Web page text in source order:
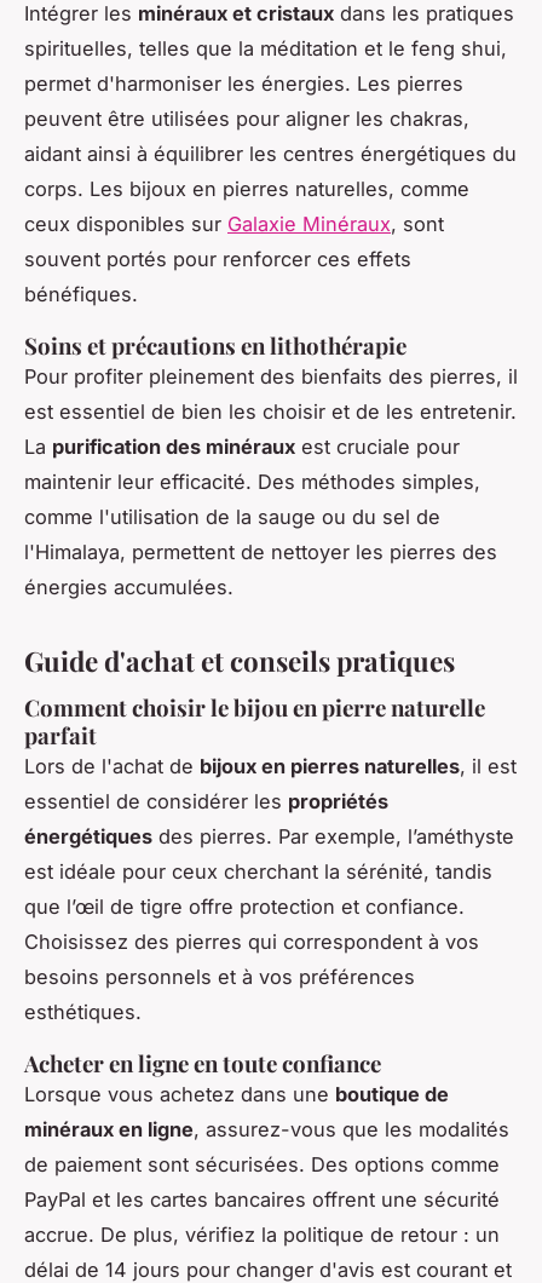
Intégrer les minéraux et cristaux dans les pratiques
spirituelles, telles que la méditation et le feng shui,
permet d'harmoniser les énergies. Les pierres
peuvent être utilisées pour aligner les chakras,
aidant ainsi à équilibrer les centres énergétiques du
corps. Les bijoux en pierres naturelles, comme
ceux disponibles sur Galaxie Minéraux, sont
souvent portés pour renforcer ces effets
bénéfiques.
Soins et précautions en lithothérapie
Pour profiter pleinement des bienfaits des pierres, il
est essentiel de bien les choisir et de les entretenir.
La purification des minéraux est cruciale pour
maintenir leur efficacité. Des méthodes simples,
comme l'utilisation de la sauge ou du sel de
l'Himalaya, permettent de nettoyer les pierres des
énergies accumulées.
Guide d'achat et conseils pratiques
Comment choisir le bijou en pierre naturelle
parfait
Lors de l'achat de bijoux en pierres naturelles, il est
essentiel de considérer les propriétés
énergétiques des pierres. Par exemple, l’améthyste
est idéale pour ceux cherchant la sérénité, tandis
que l’œil de tigre offre protection et confiance.
Choisissez des pierres qui correspondent à vos
besoins personnels et à vos préférences
esthétiques.
Acheter en ligne en toute confiance
Lorsque vous achetez dans une boutique de
minéraux en ligne, assurez-vous que les modalités
de paiement sont sécurisées. Des options comme
PayPal et les cartes bancaires offrent une sécurité
accrue. De plus, vérifiez la politique de retour : un
délai de 14 jours pour changer d'avis est courant et